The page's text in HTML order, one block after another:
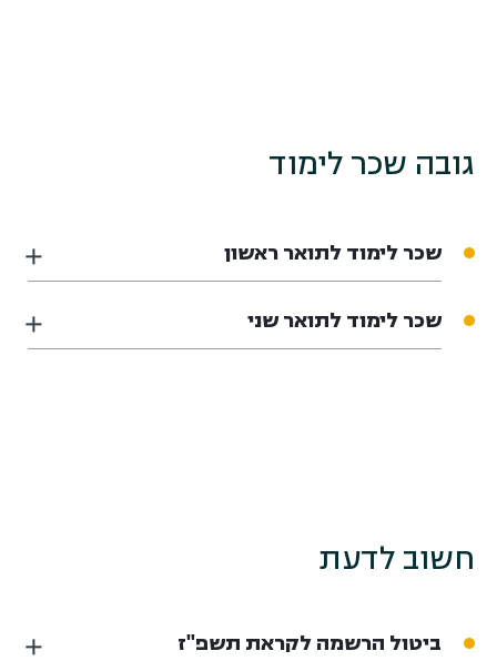
גובה שכר לימוד
שכר לימוד לתואר ראשון
שכר לימוד לתואר שני
חשוב לדעת
ביטול הרשמה לקראת תשפ"ז